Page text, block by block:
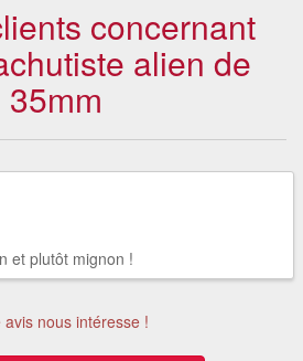
concernant
alien de
35mm
et plutôt mignon !
avis nous intéresse !